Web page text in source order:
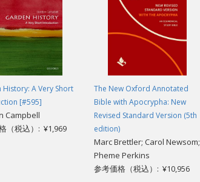
History: A Very Short
[#595]
Campbell
（税込）: ¥1,969
The New Oxford Annotated
Bible with Apocrypha: New
Revised Standard Version (5th
edition)
Marc Brettler; Carol Newsom;
Pheme Perkins
参考価格（税込）: ¥10,956